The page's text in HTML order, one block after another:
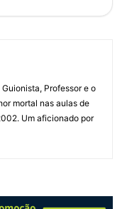
Professor e o
mortal nas aulas de
Um aficionado por